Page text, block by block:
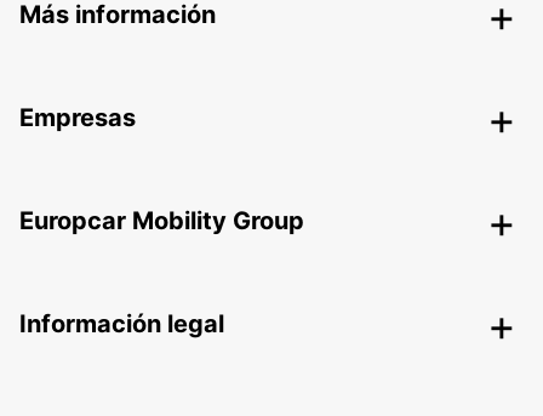
Más información
Empresas
Europcar Mobility Group
Información legal